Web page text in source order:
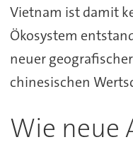
Vietnam ist damit
Ökosystem
neuer
chinesischen
Wie neue